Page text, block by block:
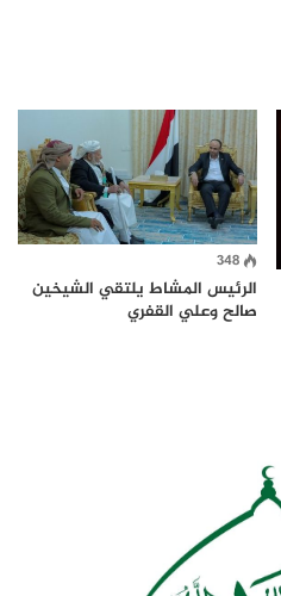
348
الرئيس المشاط يلتقي الشيخين
صالح وعلي القفري